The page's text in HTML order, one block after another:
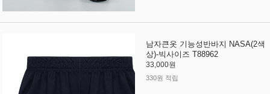
남자큰옷 기능성반바지 NASA(2색
상)-빅사이즈 T88962
33,000원
330원 적립